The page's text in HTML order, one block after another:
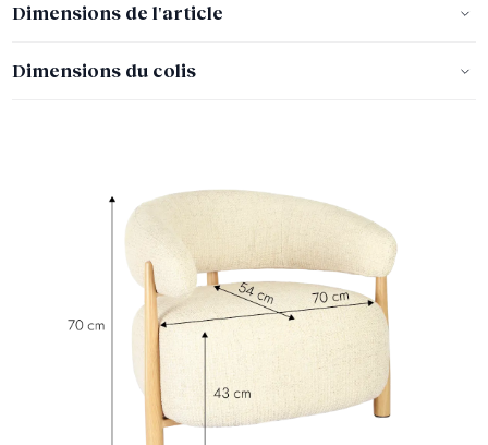
Dimensions de l'article
Dimensions du colis